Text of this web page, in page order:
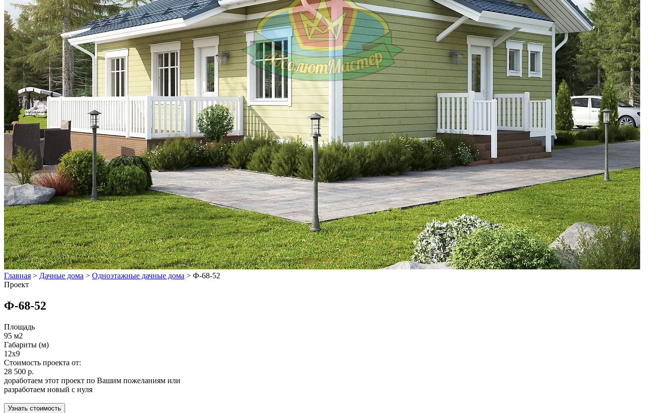
Главная > Дачные дома > Одноэтажные дачные дома > Ф-68-52
Проект
Ф-68-52
Площадь
95 м2
Габариты (м)
12x9
Стоимость проекта от:
28 500 р.
доработаем этот проект по Вашим пожеланиям или
разработаем новый с нуля
Узнать стоимость